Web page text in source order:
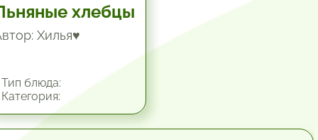
хлебцы
Хилья♥
блюда: